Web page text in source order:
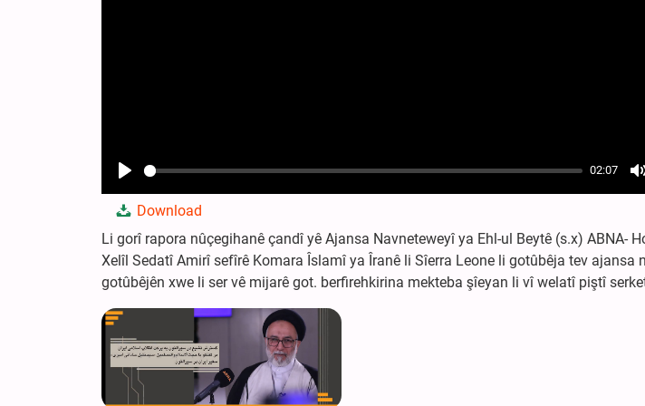
Play
02:07
Download
Li gorî rapora nûçegihanê çandî yê Ajansa Navneteweyî ya Ehl-ul Beytê (s.x) ABNA-
Xelîl Sedatî Amirî sefîrê Komara Îslamî ya Îranê li Sîerra Leone li gotûbêja tev ajansa
gotûbêjên xwe li ser vê mijarê got. berfirehkirina mekteba şîeyan li vî welatî piştî